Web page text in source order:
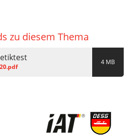
zu diesem Thema
4 MB